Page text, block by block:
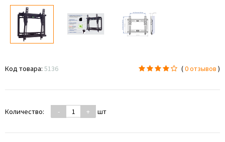
Код товара: 5136 (0 отзывов )
Количество: - + шт